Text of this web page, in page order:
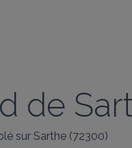
de
sur Sarthe (72300)